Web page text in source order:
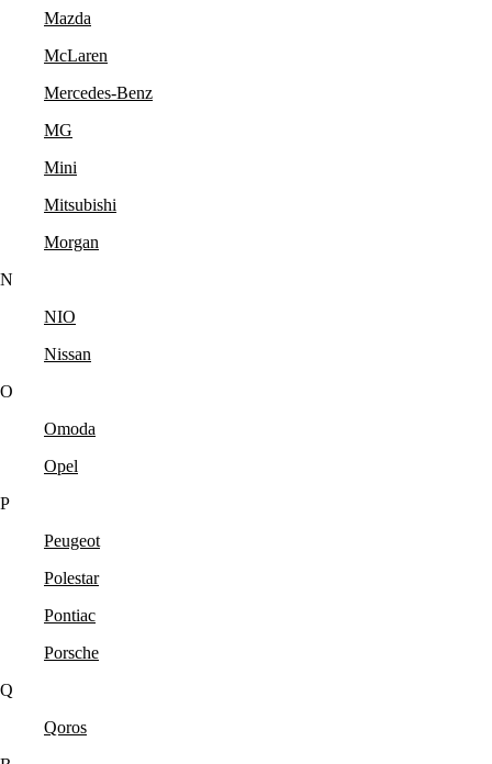
Mazda
McLaren
Mercedes-Benz
MG
Mini
Mitsubishi
Morgan
N
NIO
Nissan
O
Omoda
Opel
P
Peugeot
Polestar
Pontiac
Porsche
Q
Qoros